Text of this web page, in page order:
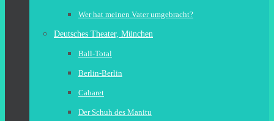
Wer hat meinen Vater umgebracht?
Deutsches Theater, München
Ball-Total
Berlin-Berlin
Cabaret
Der Schuh des Manitu